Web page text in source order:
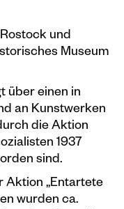
und
Museum
über einen in
an Kunstwerken
die Aktion
1937
sind.
Aktion „Entartete
wurden ca.